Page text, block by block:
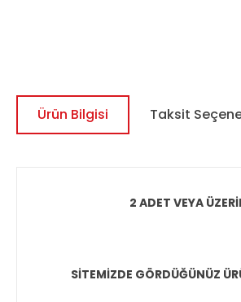
Ürün Bilgisi Taksit
2 ADET VEYA
SİTEMİZDE GÖRDÜĞÜNÜZ